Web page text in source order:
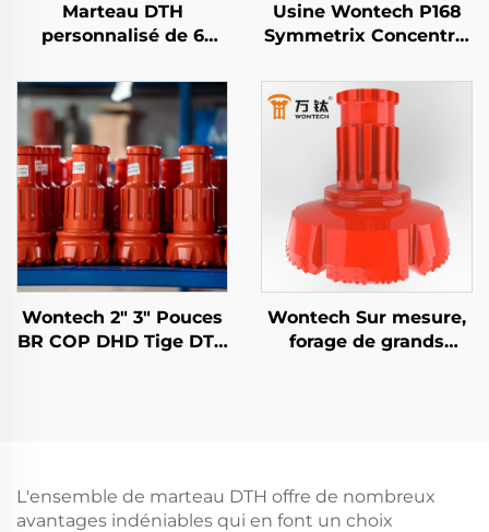
Marteau DTH
personnalisé de 6
SD60 API 3 1/2 REG PIN
Wontech pour puits
d'eau et explosifs
Usine Wontech P168
Symmetrix Concentric
Surcouche
Personnalisé de 6"
pouces DTH Pilot Bit
avec bit à anneau
Wontech 2" 3" Pouces
BR COP DHD Tige DTH
Wontech Sur mesure,
forage de grands
L'ensemble de marteau DTH offre de nombreux
avantages indéniables qui en font un choix